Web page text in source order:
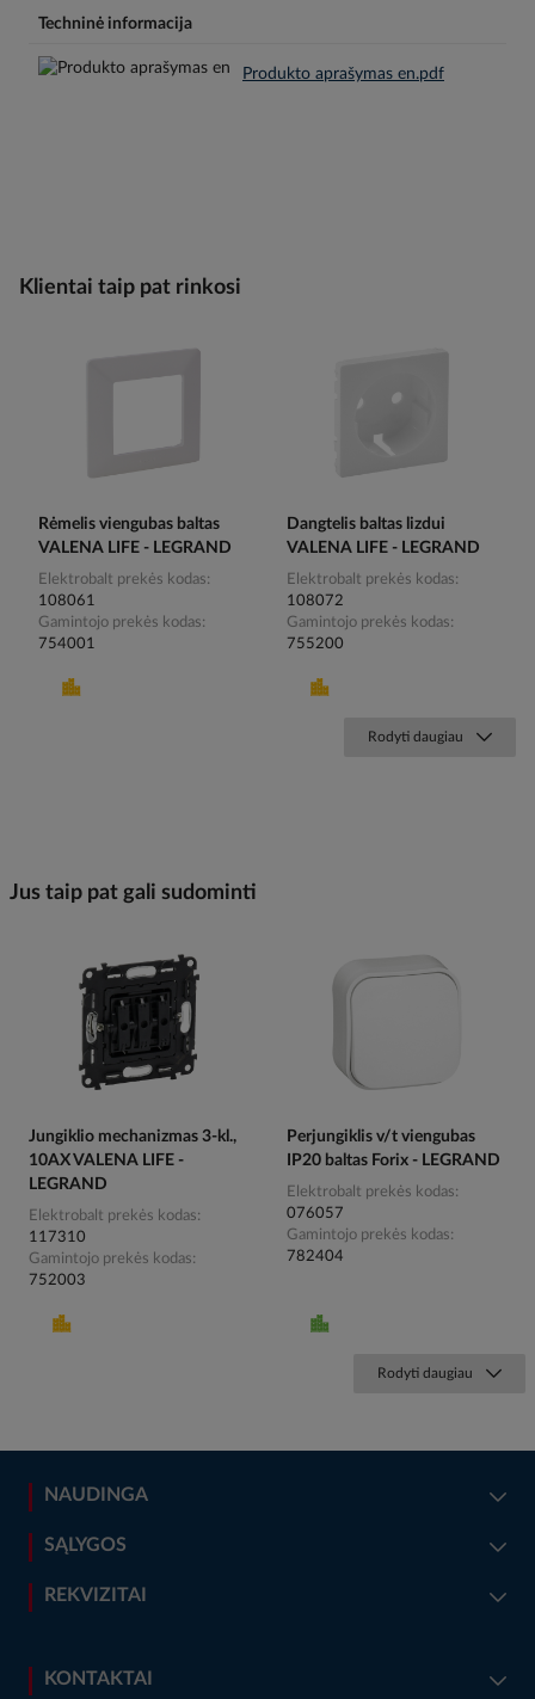
Techninė informacija
Produkto aprašymas en.pdf
Klientai taip pat rinkosi
Rėmelis viengubas baltas
VALENA LIFE - LEGRAND
Elektrobalt prekės kodas
108061
Gamintojo prekės kodas
754001
Dangtelis baltas lizdui
VALENA LIFE - LEGRAND
Elektrobalt prekės kodas
108072
Gamintojo prekės kodas
755200
Rodyti daugiau
Jus taip pat gali sudominti
Jungiklio mechanizmas 3-kl.,
10AX VALENA LIFE -
LEGRAND
Elektrobalt prekės kodas
117310
Gamintojo prekės kodas
752003
Perjungiklis v/t viengubas
IP20 baltas Forix - LEGRAND
Elektrobalt prekės kodas
076057
Gamintojo prekės kodas
782404
Rodyti daugiau
NAUDINGA
SĄLYGOS
REKVIZITAI
KONTAKTAI